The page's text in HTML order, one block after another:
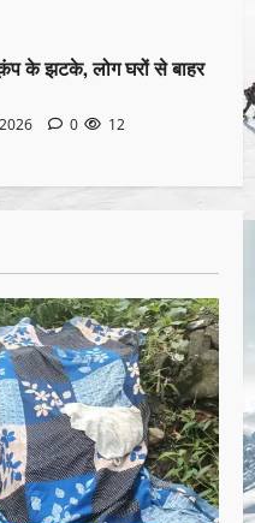
के झटके, लोग घरों से बाहर
0 12